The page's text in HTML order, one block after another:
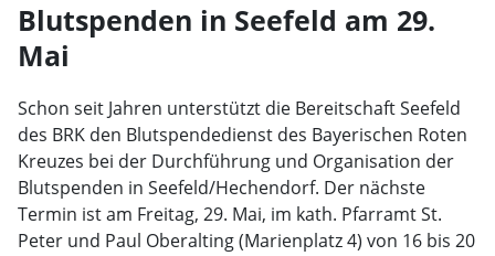
Blutspenden in Seefeld am 29.
Mai
Schon seit Jahren unterstützt die Bereitschaft Seefeld
des BRK den Blutspendedienst des Bayerischen Roten
Kreuzes bei der Durchführung und Organisation der
Blutspenden in Seefeld/Hechendorf. Der nächste
Termin ist am Freitag, 29. Mai, im kath. Pfarramt St.
Peter und Paul Oberalting (Marienplatz 4) von 16 bis 20